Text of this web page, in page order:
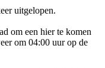
uitgelopen.
om een hier te komen
om 04:00 uur op de